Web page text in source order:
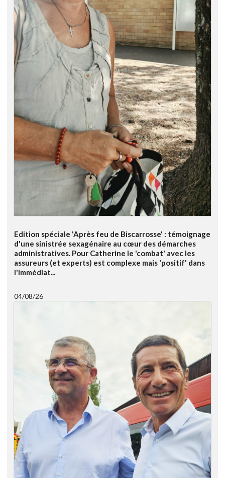
Edition spéciale 'Après feu de Biscarrosse' : témoignage
d'une sinistrée sexagénaire au cœur des démarches
administratives. Pour Catherine le 'combat' avec les
assureurs (et experts) est complexe mais 'positif' dans
l'immédiat...
04/08/26